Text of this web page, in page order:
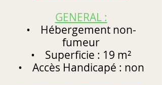
GENERAL :
• Hébergement non-
fumeur
• Superficie : 19 m²
• Accès Handicapé : non